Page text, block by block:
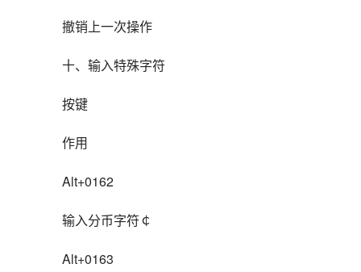
撤销上一次操作
十、输入特殊字符
按键
作用
Alt+0162
输入分币字符￠
Alt+0163